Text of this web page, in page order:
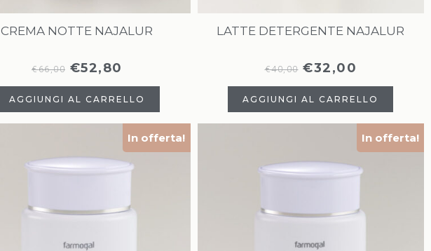
CREMA NOTTE NAJALUR
€66,00 €52,80
AGGIUNGI AL CARRELLO
LATTE DETERGENTE NAJALUR
€40,00 €32,00
AGGIUNGI AL CARRELLO
In offerta! In offerta!